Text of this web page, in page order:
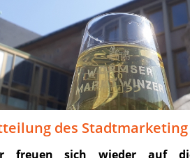
des
freuen sich wieder auf